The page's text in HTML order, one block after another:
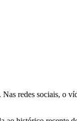
redes sociais, o